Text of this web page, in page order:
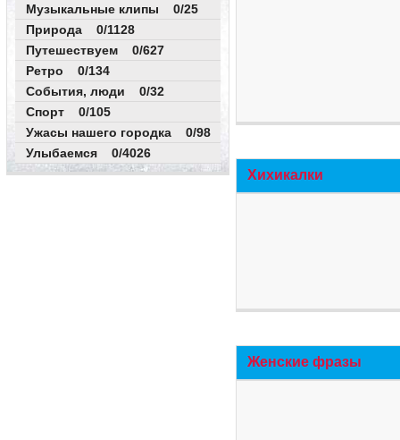
Музыкальные клипы 0/25
Природа 0/1128
Путешествуем 0/627
Ретро 0/134
События, люди 0/32
Спорт 0/105
Ужасы нашего городка 0/98
Улыбаемся 0/4026
Хихикалки
Женские фразы